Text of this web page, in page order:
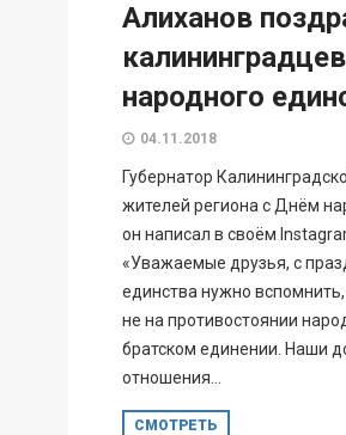
Алиханов
народного
04.11.2018
Губернатор
жителей региона с Днём
он написал в своём
«Уважаемые друзья, с
единства нужно
не на противостоянии
братском единении. Наши
отношения...
СМОТРЕТЬ